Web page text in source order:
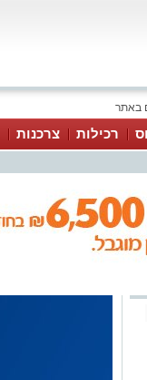
באתר
רכילות צרכנות